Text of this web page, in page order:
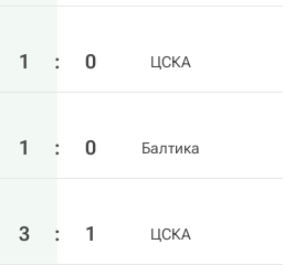
1 : 0 ЦСКА
1 : 0 Балтика
3 : 1 ЦСКА